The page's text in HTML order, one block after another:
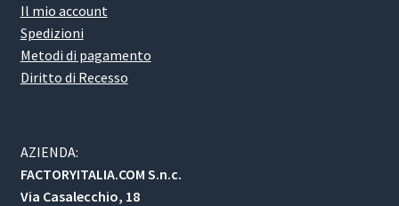
Il mio account
Spedizioni
Metodi di pagamento
Diritto di Recesso
AZIENDA:
FACTORYITALIA.COM S.n.c.
Via Casalecchio, 18